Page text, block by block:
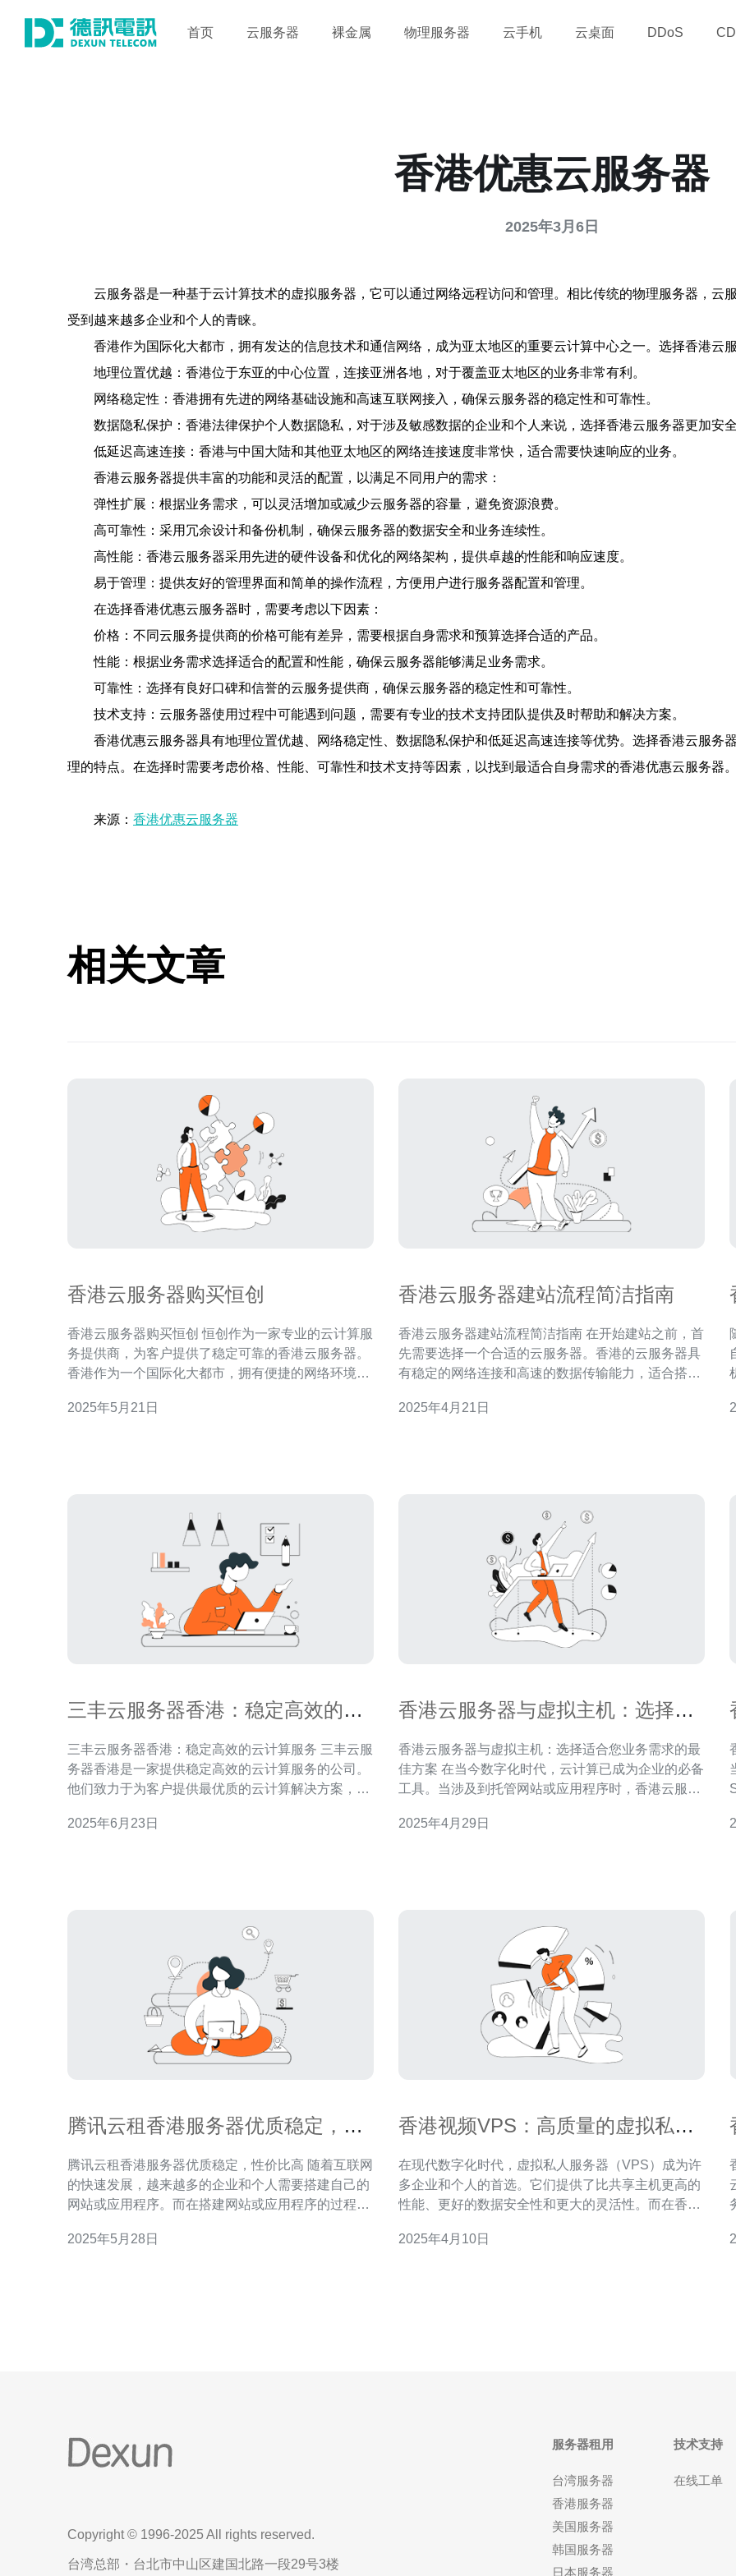
首页 云服务器 裸金属 物理服务器 云手机 云桌面 DDoS
香港优惠云服务器
2025年3月6日
云服务器是一种基于云计算技术的虚拟服务器，它可以通过网络远程访问和管理。相比传统的物理服务器，云
受到越来越多企业和个人的青睐。
香港作为国际化大都市，拥有发达的信息技术和通信网络，成为亚太地区的重要云计算中心之一。选择香港云
地理位置优越：香港位于东亚的中心位置，连接亚洲各地，对于覆盖亚太地区的业务非常有利。
网络稳定性：香港拥有先进的网络基础设施和高速互联网接入，确保云服务器的稳定性和可靠性。
数据隐私保护：香港法律保护个人数据隐私，对于涉及敏感数据的企业和个人来说，选择香港云服务器更加安
低延迟高速连接：香港与中国大陆和其他亚太地区的网络连接速度非常快，适合需要快速响应的业务。
香港云服务器提供丰富的功能和灵活的配置，以满足不同用户的需求：
弹性扩展：根据业务需求，可以灵活增加或减少云服务器的容量，避免资源浪费。
高可靠性：采用冗余设计和备份机制，确保云服务器的数据安全和业务连续性。
高性能：香港云服务器采用先进的硬件设备和优化的网络架构，提供卓越的性能和响应速度。
易于管理：提供友好的管理界面和简单的操作流程，方便用户进行服务器配置和管理。
在选择香港优惠云服务器时，需要考虑以下因素：
价格：不同云服务提供商的价格可能有差异，需要根据自身需求和预算选择合适的产品。
性能：根据业务需求选择适合的配置和性能，确保云服务器能够满足业务需求。
可靠性：选择有良好口碑和信誉的云服务提供商，确保云服务器的稳定性和可靠性。
技术支持：云服务器使用过程中可能遇到问题，需要有专业的技术支持团队提供及时帮助和解决方案。
香港优惠云服务器具有地理位置优越、网络稳定性、数据隐私保护和低延迟高速连接等优势。选择香港云服务
理的特点。在选择时需要考虑价格、性能、可靠性和技术支持等因素，以找到最适合自身需求的香港优惠云服务器
来源： 香港优惠云服务器
相关文章
香港云服务器购买恒创
香港云服务器购买恒创 恒创作为一家专业的云计算服
务提供商，为客户提供了稳定可靠的香港云服务器。
香港作为一个国际化大都市，拥有便捷的网络环境和
服务器，以满足亚太地区用户的需求。 恒创香港云服
2025年5月21日
香港云服务器建站流程简洁指南
香港云服务器建站流程简洁指南 在开始建站之前，首
先需要选择一个合适的云服务器。香港的云服务器具
有稳定的网络连接和高速的数据传输能力，适合搭建
建站过程中，注册一个易于记忆和与网站主题相关的
2025年4月21日
三丰云服务器香港：稳定高效的云
三丰云服务器香港：稳定高效的云计算服务 三丰云服
务器香港是一家提供稳定高效的云计算服务的公司。
他们致力于为客户提供最优质的云计算解决方案，为
港拥有先进的硬件设施和强大的技术团队，保证客户
2025年6月23日
香港云服务器与虚拟主机：选择适
香港云服务器与虚拟主机：选择适合您业务需求的最
佳方案 在当今数字化时代，云计算已成为企业的必备
工具。当涉及到托管网站或应用程序时，香港云服务
方案的特点，并帮助您选择适合您业务需求的最佳方
2025年4月29日
腾讯云租香港服务器优质稳定，性
腾讯云租香港服务器优质稳定，性价比高 随着互联网
的快速发展，越来越多的企业和个人需要搭建自己的
网站或应用程序。而在搭建网站或应用程序的过程
尤为重要。作为国内领先的云计算服务提供商，腾讯
2025年5月28日
香港视频VPS：高质量的虚拟私人
在现代数字化时代，虚拟私人服务器（VPS）成为许
多企业和个人的首选。它们提供了比共享主机更高的
性能、更好的数据安全性和更大的灵活性。而在香
港视频VPS是一种基于虚拟化技术的服务器解决方
2025年4月10日
Copyright © 1996-2025 All rights reserved.
台湾总部・台北市中山区建国北路一段29号3楼
服务器租用
台湾服务器
香港服务器
美国服务器
韩国服务器
日本服务器
技术支持
在线工单